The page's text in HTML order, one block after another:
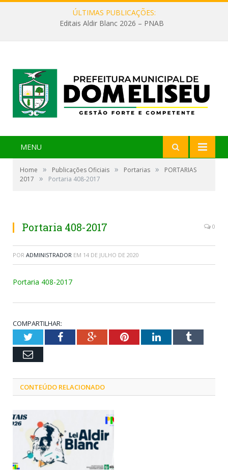
ÚLTIMAS PUBLICAÇÕES:
Editais Aldir Blanc 2026 – PNAB
MENU
Home » Publicações Oficiais » Portarias »
PORTARIAS
2017
» Portaria 408-2017
Portaria 408-2017 0
POR ADMINISTRADOR EM 14 DE JULHO DE 2020
Portaria 408-2017
COMPARTILHAR:
TwitterFacebookGoogle+PinterestLinkedInTumblr
Email
CONTEÚDO RELACIONADO